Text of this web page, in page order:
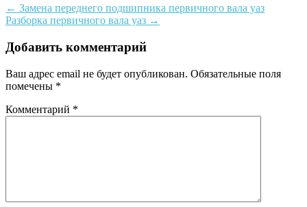
Post
navigation
← Замена переднего подшипника первичного вала уаз
Разборка первичного вала уаз →
Добавить комментарий
Ваш адрес email не будет опубликован. Обязательные поля
помечены *
Комментарий *